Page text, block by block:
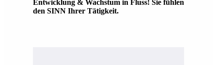
Entwicklung & Wachstum in Fluss! Sie fühlen
den SINN Ihrer Tätigkeit.